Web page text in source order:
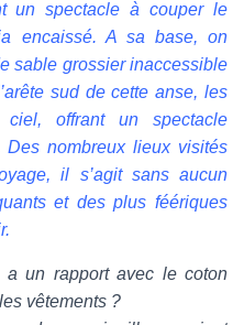
un spectacle à couper le
encaissé. A sa base, on
sable grossier inaccessible
sud de cette anse, les
offrant un spectacle
Des nombreux lieux visités
il s’agit sans aucun
et des plus féériques
a un rapport avec le coton
vêtements ?